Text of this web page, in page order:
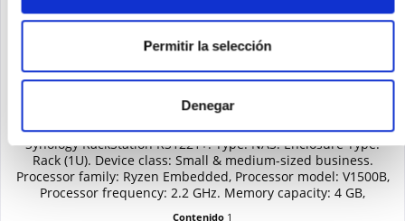
Permitir la selección
Denegar
SYNOLOGY RS1221+ + 8X HAT5300-16T
Synology RackStation RS1221+. Type: NAS. Enclosure Type:
Rack (1U). Device class: Small & medium-sized business.
Processor family: Ryzen Embedded, Processor model: V1500B,
Processor frequency: 2.2 GHz. Memory capacity: 4 GB,
Contenido 1